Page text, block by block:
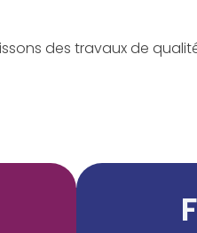
des travaux de